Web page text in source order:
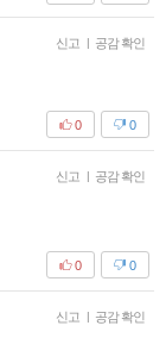
신고 | 공감 확인
0
0
신고 | 공감 확인
0
0
신고 | 공감 확인